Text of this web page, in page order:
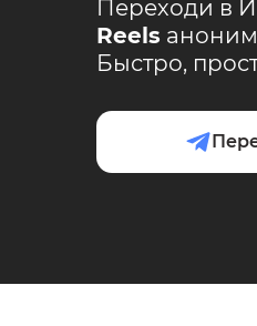
Переходи в
Reels
Быстро,